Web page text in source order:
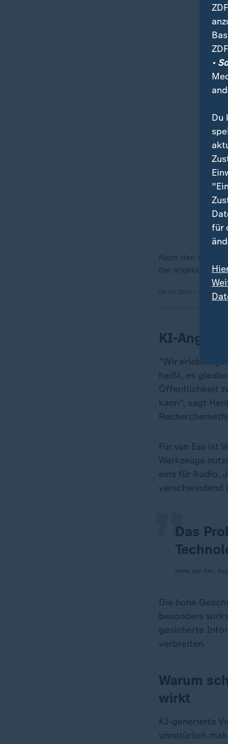
Nach den
die angebliche
04.04.2025 | 1:28 min
KI-
"Wir erleben
heißt, es
Öffentlichkeit
kann", sagt
Für van Ess ist
Werkzeuge
eins für Audio.
verschwindend
Das
„
Die hohe
besonders
gesicherte
verbreiten.
Warum
wirkt
KI-generierte
unnatürlich
•
Du
für